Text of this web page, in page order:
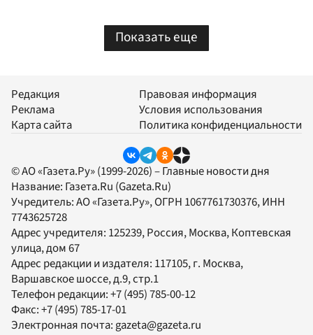
Показать еще
Редакция
Реклама
Карта сайта
Правовая информация
Условия использования
Политика конфиденциальности
© АО «Газета.Ру» (1999-2026) – Главные новости дня
Название: Газета.Ru (Gazeta.Ru)
Учредитель:АО «Газета.Ру», ОГРН 1067761730376, ИНН
7743625728
Адрес учредителя: 125239, Россия, Москва, Коптевская
улица, дом 67
Адрес редакции и издателя: 117105, г. Москва,
Варшавское шоссе, д.9, стр.1
Телефон редакции:+7 (495) 785-00-12
Факс:+7 (495) 785-17-01
Электронная почта:gazeta@gazeta.ru